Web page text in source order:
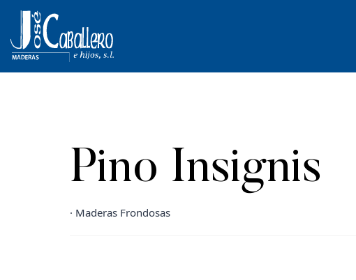
Pino Insignis
· Maderas Frondosas